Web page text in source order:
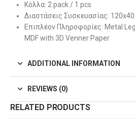
Κόλλα: 2 pack / 1 pcs
Διαστάσεις Συσκευασίας:
Επιπλέον Πληροφορίες: Metal
MDF with 3D Venner Paper
ADDITIONAL INFORMATION
REVIEWS (0)
RELATED PRODUCTS